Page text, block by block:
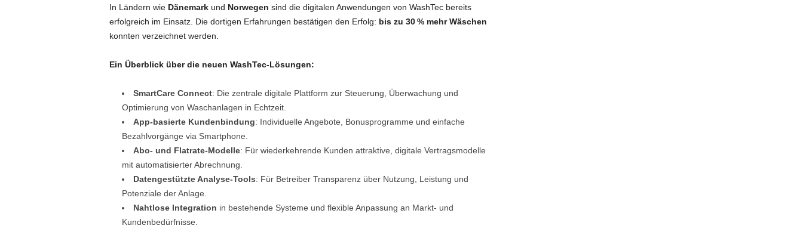
In Ländern wie Dänemarkund Norwegen sind die digitalen Anwendungen von WashTec bereits
erfolgreich im Einsatz. Die dortigen Erfahrungen bestätigen den Erfolg: bis zu 30 % mehr Wäschen
konnten verzeichnet werden.
Ein Überblick über die neuen WashTec-Lösungen:
SmartCare Connect: Die zentrale digitale Plattform zur Steuerung, Überwachung und
Optimierung von Waschanlagen in Echtzeit.
App-basierte Kundenbindung: Individuelle Angebote, Bonusprogramme und einfache
Bezahlvorgänge via Smartphone.
Abo- und Flatrate-Modelle: Für wiederkehrende Kunden attraktive, digitale Vertragsmodelle
mit automatisierter Abrechnung.
Datengestützte Analyse-Tools: Für Betreiber Transparenz über Nutzung, Leistung und
Potenziale der Anlage.
Nahtlose Integration in bestehende Systeme und flexible Anpassung an Markt- und
Kundenbedürfnisse.